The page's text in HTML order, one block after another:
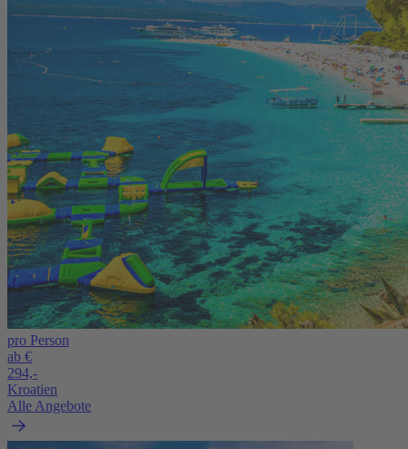
pro Person
ab €
294,-
Kroatien
Alle Angebote